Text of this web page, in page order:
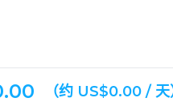
科特迪瓦
（约 US$0.00 / 天